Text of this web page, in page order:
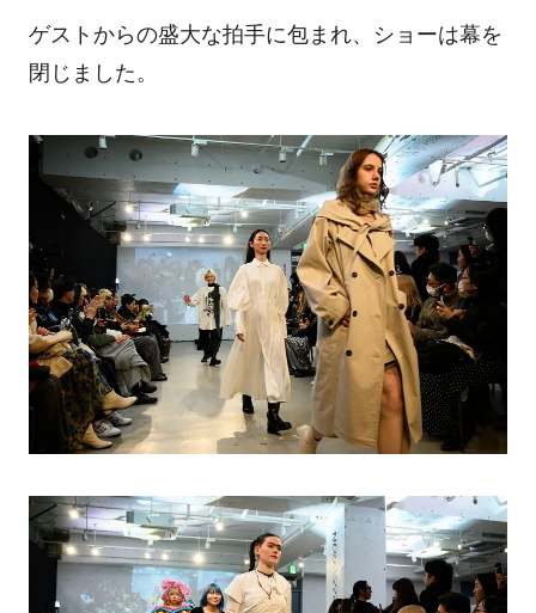
ゲストからの盛大な拍手に包まれ、ショーは幕を
閉じました。